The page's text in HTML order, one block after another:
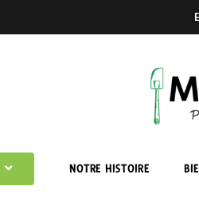
NOTRE HISTOIRE